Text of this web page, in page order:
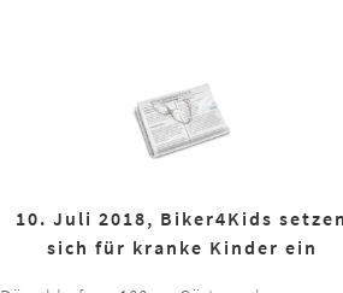
10. Juli 2018, Biker4Kids setzen
sich für kranke Kinder ein